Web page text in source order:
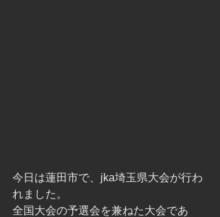
今日は蓮田市で、jka埼玉県大会が行わ
れました。
全国大会の予選会を兼ねた大会であ